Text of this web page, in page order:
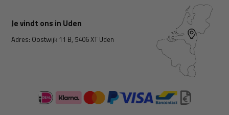
Je vindt ons in Uden
Adres: Oostwijk 11 B, 5406 XT Uden